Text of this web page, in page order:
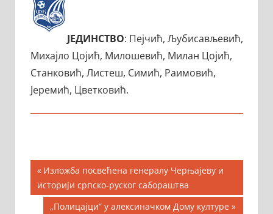
ЈЕДИНСТВО: Пејчић, Љубисављевић,
Михајло Цојић, Милошевић, Милан Цојић,
Станковић, Листеш, Симић, Раимовић,
Јеремић, Цветковић.
Кретање
чланка
Previous
Post:
Изложба посвећена генералу Черњајеву и
историји српско-руског сабораштва
Next
„Полицајци” у алексиначком Дому културе